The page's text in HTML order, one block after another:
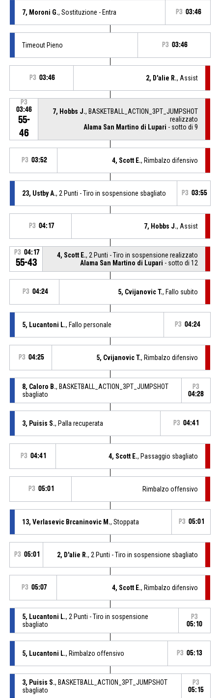
7, Moroni G., Sostituzione - Entra P3 03:46
Timeout Pieno P3 03:46
P3 03:46 2, D'alie R., Assist
P3
03:46
55-
46
7, Hobbs J., BASKETBALL_ACTION_3PT_JUMPSHOT
realizzato
Alama San Martino di Lupari - sotto di 9
P3 03:52 4, Scott E., Rimbalzo difensivo
23, Ustby A., 2 Punti - Tiro in sospensione sbagliato P3 03:55
P3 04:17 7, Hobbs J., Assist
P3 04:17
55-43
4, Scott E., 2 Punti - Tiro in sospensione realizzato
Alama San Martino di Lupari - sotto di 12
P3 04:24 5, Cvijanovic T., Fallo subito
5, Lucantoni L., Fallo personale P3 04:24
P3 04:25 5, Cvijanovic T., Rimbalzo difensivo
8, Caloro B., BASKETBALL_ACTION_3PT_JUMPSHOT
sbagliato
P3
04:28
3, Puisis S., Palla recuperata P3 04:41
P3 04:41 4, Scott E., Passaggio sbagliato
P3 05:01 Rimbalzo offensivo
13, Verlasevic Brcaninovic M., Stoppata P3 05:01
P3 05:01 2, D'alie R., 2 Punti - Tiro in sospensione sbagliato
P3 05:07 4, Scott E., Rimbalzo difensivo
5, Lucantoni L., 2 Punti - Tiro in sospensione
sbagliato
P3
05:10
5, Lucantoni L., Rimbalzo offensivo P3 05:13
3, Puisis S., BASKETBALL_ACTION_3PT_JUMPSHOT
sbagliato
P3
05:15